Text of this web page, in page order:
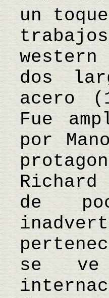
un
dos
acero
Fue
por
de
se ve